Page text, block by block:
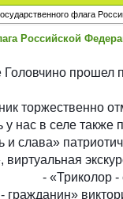
флага
Российской
Головчино
торжественно
нас в селе также
и слава»
- «Триколор
гражданин»